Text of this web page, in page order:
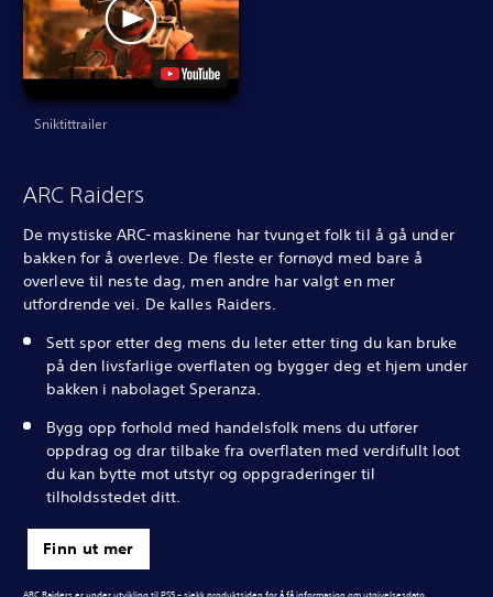
Sniktittrailer
ARC Raiders
De mystiske ARC-maskinene har tvunget folk til å gå under
bakken for å overleve. De fleste er fornøyd med bare å
overleve til neste dag, men andre har valgt en mer
utfordrende vei. De kalles Raiders.
Sett spor etter deg mens du leter etter ting du kan bruke
på den livsfarlige overflaten og bygger deg et hjem under
bakken i nabolaget Speranza.
Bygg opp forhold med handelsfolk mens du utfører
oppdrag og drar tilbake fra overflaten med verdifullt loot
du kan bytte mot utstyr og oppgraderinger til
tilholdsstedet ditt.
Finn ut mer